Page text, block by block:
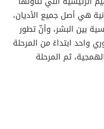
هي أصل جميع الأديان،
بين البشر، وأنّ تطور
واحد ابتداءً من المرحلة
ثم المرحلة